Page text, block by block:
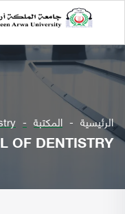
الرئيسية المكتبة
OF DENTISTRY